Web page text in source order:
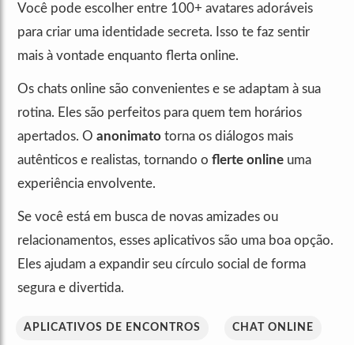
Você pode escolher entre 100+ avatares adoráveis
para criar uma identidade secreta. Isso te faz sentir
mais à vontade enquanto flerta online.
Os chats online são convenientes e se adaptam à sua
rotina. Eles são perfeitos para quem tem horários
apertados. O anonimato torna os diálogos mais
autênticos e realistas, tornando o flerte online uma
experiência envolvente.
Se você está em busca de novas amizades ou
relacionamentos, esses aplicativos são uma boa opção.
Eles ajudam a expandir seu círculo social de forma
segura e divertida.
APLICATIVOS DE ENCONTROS CHAT ONLINE